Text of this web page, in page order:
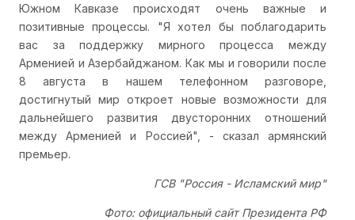
Южном Кавказе происходят очень важные и
позитивные процессы. "Я хотел бы поблагодарить
вас за поддержку мирного процесса между
Арменией и Азербайджаном. Как мы и говорили после
8 августа в нашем телефонном разговоре,
достигнутый мир откроет новые возможности для
дальнейшего развития двусторонних отношений
между Арменией и Россией", - сказал армянский
премьер.
ГСВ "Россия - Исламский мир"
Фото: официальный сайт Президента РФ